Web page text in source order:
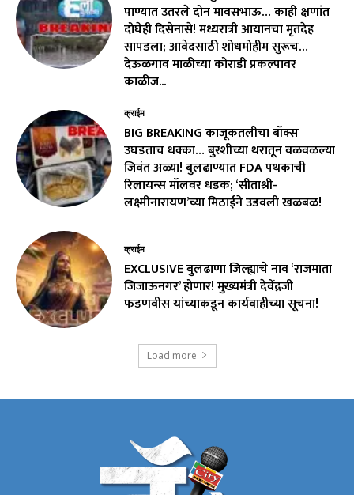
पाण्यात उतरले दोन मावसभाऊ… काही क्षणांत
दोघेही दिसेनासे! मध्यरात्री आयानचा मृतदेह
सापडला; आवेदसाठी शोधमोहीम सुरूच…
देऊळगाव माळीच्या कोराडी प्रकल्पावर
काळीज...
क्राईम
BIG BREAKING काजूकतलीचा बॉक्स
उघडताच धक्का… बुरशीच्या थरातून वळवळल्या
जिवंत अळ्या! बुलढाण्यात FDA पथकाची
रिलायन्स मॉलवर धडक; ‘सीताश्री-
लक्ष्मीनारायण’च्या मिठाईने उडवली खळबळ!
क्राईम
EXCLUSIVE बुलढाणा जिल्ह्याचे नाव ‘राजमाता
जिजाऊनगर’ होणार! मुख्यमंत्री देवेंद्रजी
फडणवीस यांच्याकडून कार्यवाहीच्या सूचना!
Load more